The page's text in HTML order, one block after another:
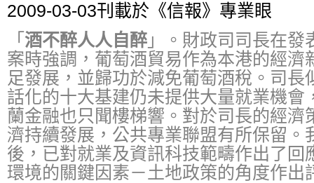
2009-03-03刊載於《信報》專業眼
「 酒不醉人人自醉 」。財政司司長在
案時強調，葡萄酒貿易作為本港的經濟
足發展，並歸功於減免葡萄酒稅。司長
話化的十大基建仍未提供大量就業機會
蘭金融也只聞樓梯響。對於司長的經濟
濟持續發展，公共專業聯盟有所保留。
後，已對就業及資訊科技範疇作出了回
環境的關鍵因素－土地政策的角度作出